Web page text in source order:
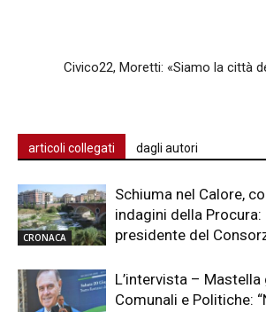
Civico22, Moretti: «Siamo la città
articoli collegati dagli autori
CRONACA
Schiuma nel Calore,
indagini della
presidente del
L’intervista –
Comunali e Politiche: